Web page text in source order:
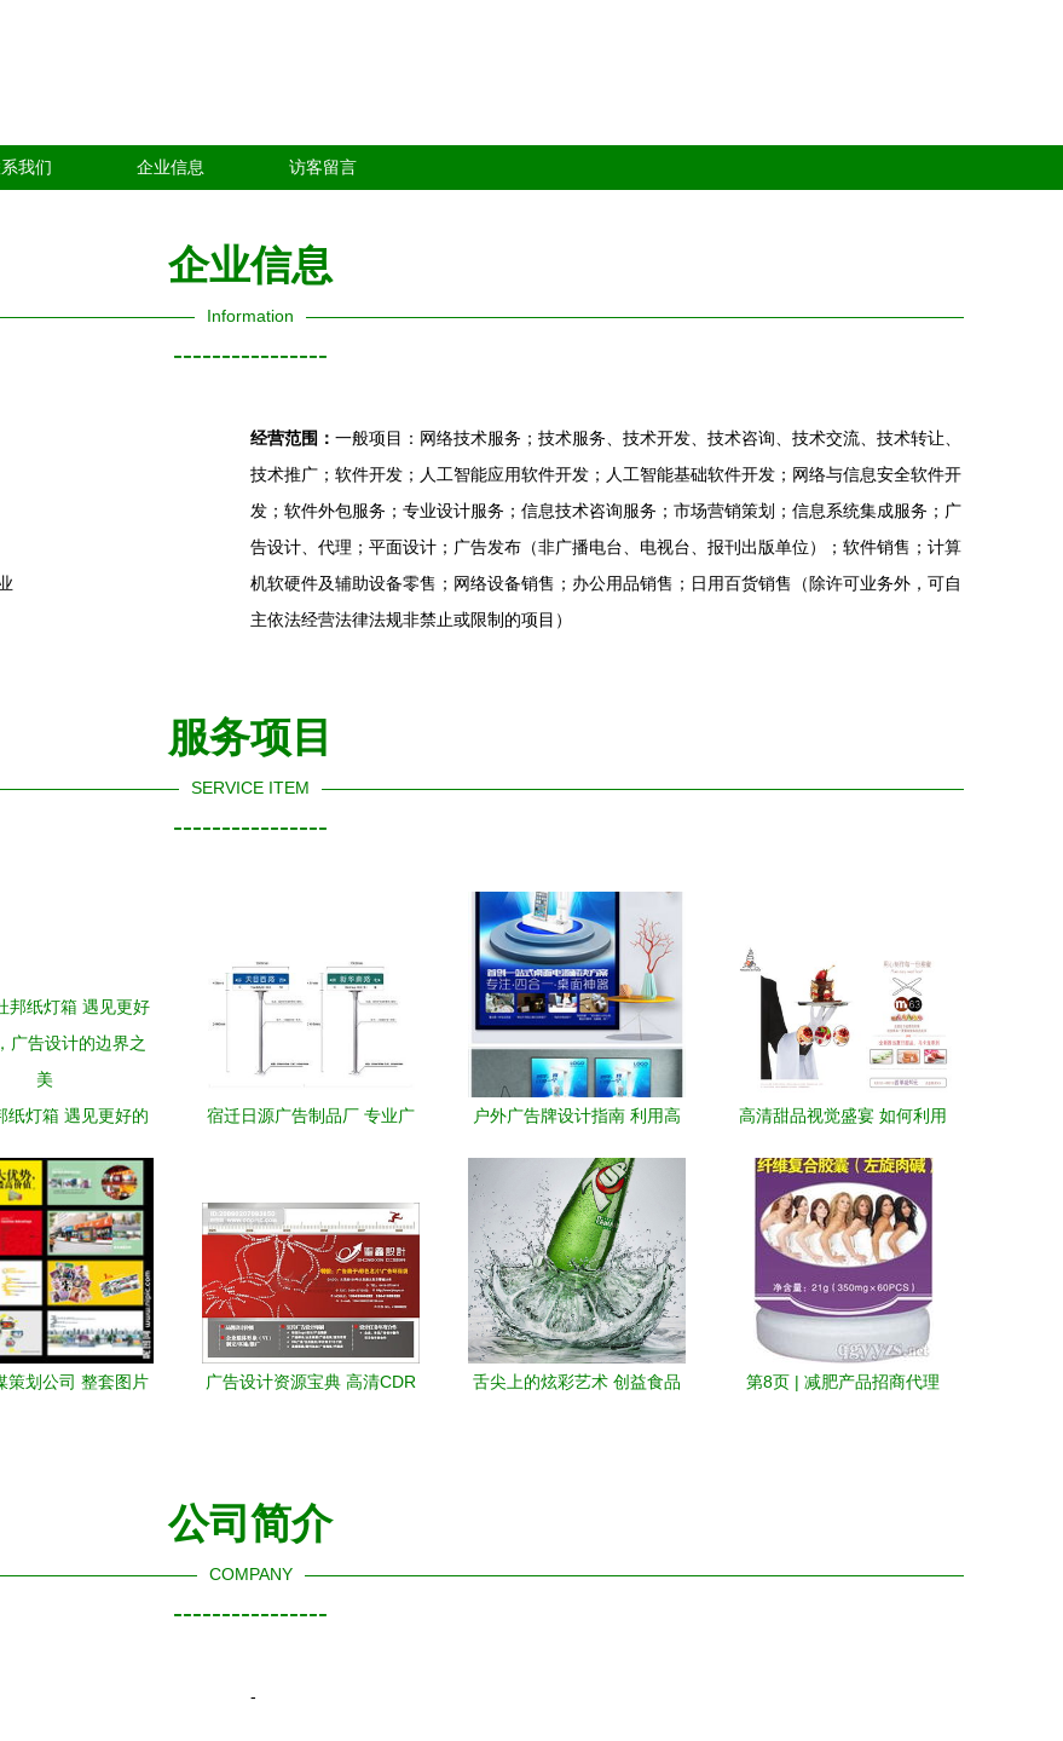
我们 企业信息 访客留言
企业信息
Information
----------------
经营范围： 一般项目：网络技术服务；技术服务、技术开发、技术咨询、技术交流、技术转让、
技术推广；软件开发；人工智能应用软件开发；人工智能基础软件开发；网络与信息安全软件开
发；软件外包服务；专业设计服务；信息技术咨询服务；市场营销策划；信息系统集成服务；广
告设计、代理；平面设计；广告发布（非广播电台、电视台、报刊出版单位）；软件销售；计算
机软硬件及辅助设备零售；网络设备销售；办公用品销售；日用百货销售（除许可业务外，可自
主依法经营法律法规非禁止或限制的项目）
服务项目
SERVICE ITEM
----------------
纸灯箱 遇见更好的
宿迁日源广告制品厂 专业广
户外广告牌设计指南 利用高
高清甜品视觉盛宴 如何利用
质感
策划公司 整套图片
广告设计资源宝典 高清CDR
舌尖上的炫彩艺术 创益食品
第8页 | 减肥产品招商代理
公司简介
COMPANY
----------------
-